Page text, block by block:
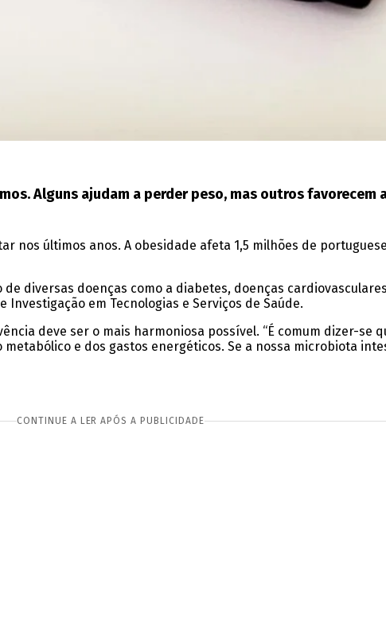
Alguns ajudam a perder peso, mas outros favorecem
últimos anos. A obesidade afeta 1,5 milhões de
diversas doenças como a diabetes, doenças
Investigação em Tecnologias e Serviços de Saúde.
deve ser o mais harmoniosa possível. “É comum dizer-
e dos gastos energéticos. Se a nossa microbiota
CONTINUE A LER APÓS A PUBLICIDADE